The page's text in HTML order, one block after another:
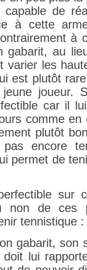
de
à cette
à
gabarit, au
vari­er les
est plutôt
joueur.
car il
comme
plutôt
en­core
per­met de
sur
non de
ten­nistique :
gabarit, son
lui